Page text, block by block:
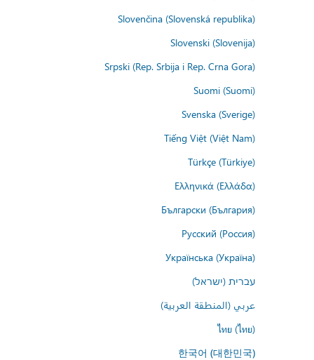
Slovenčina (Slovenská republika)
Slovenski (Slovenija)
Srpski (Rep. Srbija i Rep. Crna Gora)
Suomi (Suomi)
Svenska (Sverige)
Tiếng Việt (Việt Nam)
Türkçe (Türkiye)
Ελληνικά (Ελλάδα)
Български (България)
Русский (Россия)
Українська (Україна)
עברית (ישראל)
عربي (المنطقة العربية)
ไทย (ไทย)
한국어 (대한민국)